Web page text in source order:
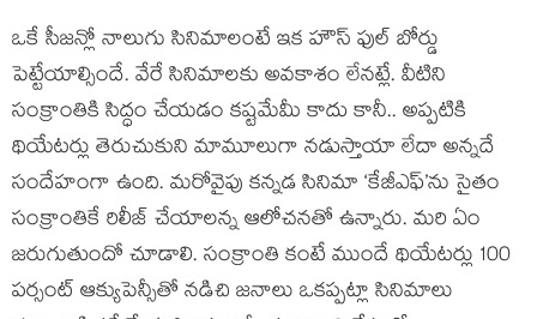
ఒకే సీజన్లో నాలుగు సినిమాలంటే ఇక హౌస్ ఫుల్ బోర్డు
పెట్టేయాల్సిందే. వేరే సినిమాలకు అవకాశం లేనట్లే. వీటిని
సంక్రాంతికి సిద్ధం చేయడం కష్టమేమీ కాదు కానీ.. అప్పటికి
థియేటర్లు తెరుచుకుని మామూలుగా నడుస్తాయా లేదా అన్నదే
సందేహంగా ఉంది. మరోవైపు కన్నడ సినిమా ‘కేజీఎఫ్’ను సైతం
సంక్రాంతికే రిలీజ్ చేయాలన్న ఆలోచనతో ఉన్నారు. మరి ఏం
జరుగుతుందో చూడాలి. సంక్రాంతి కంటే ముందే థియేటర్లు 100
పర్సంట్ ఆక్యుపెన్సీతో నడిచి జనాలు ఒకప్పట్లా సినిమాలు